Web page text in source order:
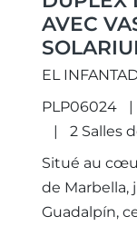
AVEC
GOLDEN
EL
PLP06024
2 Salles
Situé au
de Marbella,
Guadalpín,